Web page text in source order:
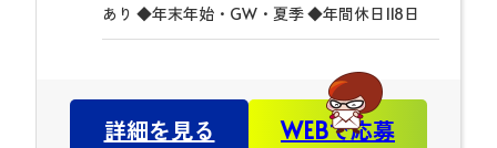
あり ◆年末年始・GW・夏季 ◆年間休日118日
詳細を見る WEBで応募